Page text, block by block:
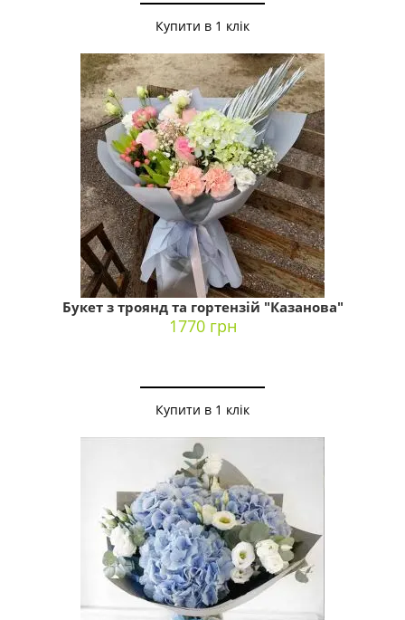
Купити в 1 клік
Букет з троянд та гортензій "Казанова"
1770 грн
Купити в 1 клік